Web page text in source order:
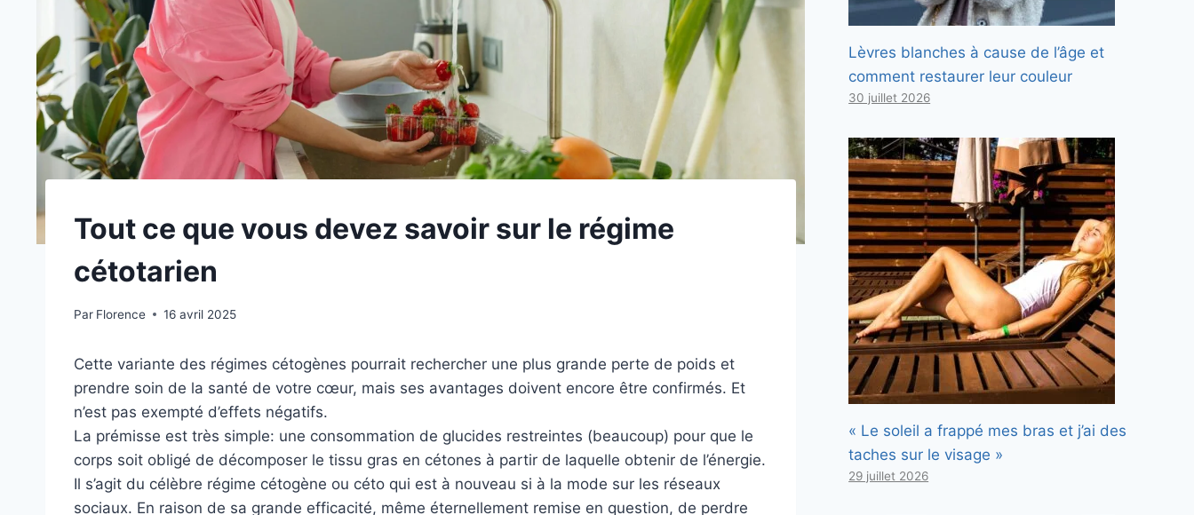
Tout ce que vous devez savoir sur le régime
cétotarien
Par Florence 16 avril 2025
Cette variante des régimes cétogènes pourrait rechercher une plus grande perte de poids et
prendre soin de la santé de votre cœur, mais ses avantages doivent encore être confirmés. Et
n’est pas exempté d’effets négatifs.
La prémisse est très simple: une consommation de glucides restreintes (beaucoup) pour que le
corps soit obligé de décomposer le tissu gras en cétones à partir de laquelle obtenir de l’énergie.
Il s’agit du célèbre régime cétogène ou céto qui est à nouveau si à la mode sur les réseaux
sociaux. En raison de sa grande efficacité, même éternellement remise en question, de perdre
Lèvres blanches à cause de l’âge et
comment restaurer leur couleur
30 juillet 2026
« Le soleil a frappé mes bras et j’ai des
taches sur le visage »
29 juillet 2026